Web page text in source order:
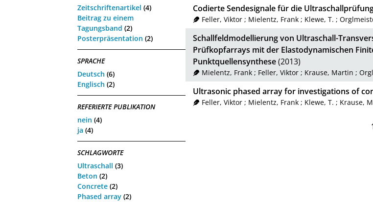
Zeitschriftenartikel (4)
Beitrag zu einem
Tagungsband (2)
Posterpräsentation (2)
SPRACHE
Deutsch (6)
Englisch (2)
REFERIERTE PUBLIKATION
nein (4)
ja (4)
SCHLAGWORTE
Ultraschall (3)
Beton (2)
Concrete (2)
Phased array (2)
Codierte Sendesignale für die
Feller, Viktor ; Mielentz, Frank ; Klewe, T. ;
Schallfeldmodellierung von Ultraschall-
Prüfkopfarrays mit der Elastodynamischen
Punktquellensynthese(2013)
Mielentz, Frank ; Feller, Viktor ; Krause, Martin ;
Ultrasonic phased array for investigations of
Feller, Viktor ; Mielentz, Frank ; Klewe, T. ; Krause,